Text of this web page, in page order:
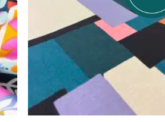
panier est vide.
Voir La Boutique